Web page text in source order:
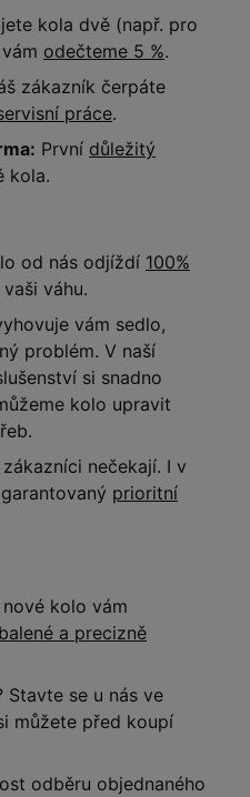
kola dvě (např. pro
odečteme 5 %.
zákazník čerpáte
práce.
První důležitý
kola.
od nás odjíždí 100%
váhu.
vám sedlo,
problém. V naší
si snadno
kolo upravit
zákazníci nečekají. I v
prioritní
nové kolo vám
a precizně
Stavte se u nás ve
můžete před koupí
odběru objednaného